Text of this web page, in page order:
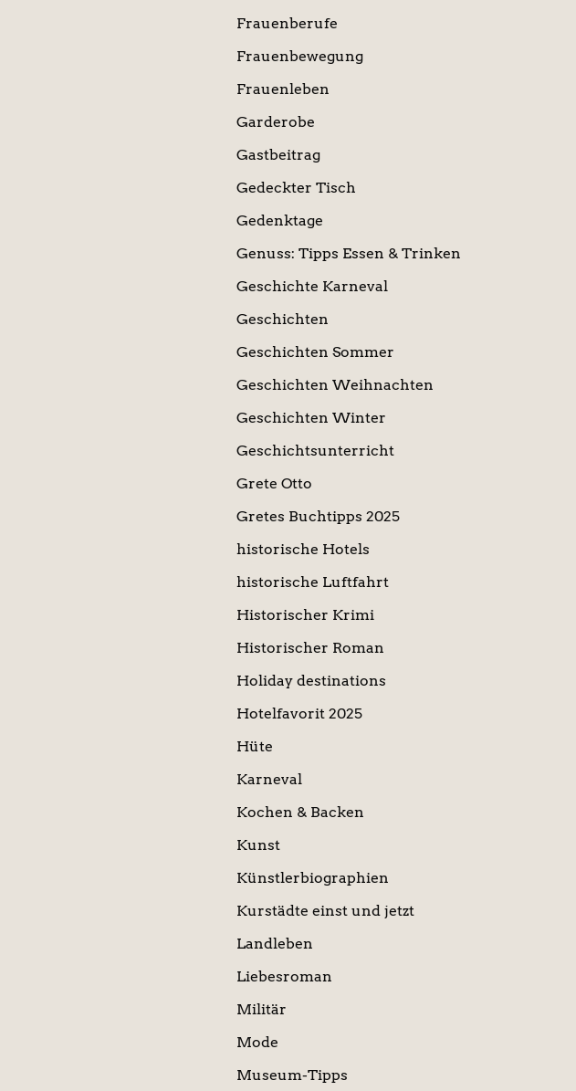
Frauenberufe
Frauenbewegung
Frauenleben
Garderobe
Gastbeitrag
Gedeckter Tisch
Gedenktage
Genuss: Tipps Essen & Trinken
Geschichte Karneval
Geschichten
Geschichten Sommer
Geschichten Weihnachten
Geschichten Winter
Geschichtsunterricht
Grete Otto
Gretes Buchtipps 2025
historische Hotels
historische Luftfahrt
Historischer Krimi
Historischer Roman
Holiday destinations
Hotelfavorit 2025
Hüte
Karneval
Kochen & Backen
Kunst
Künstlerbiographien
Kurstädte einst und jetzt
Landleben
Liebesroman
Militär
Mode
Museum-Tipps